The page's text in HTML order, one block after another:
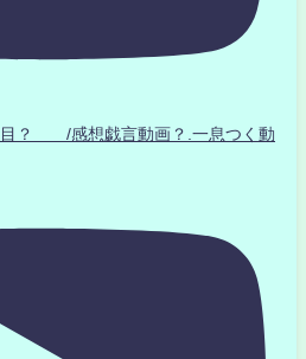
目？ /感想戯言動画？.一息つく動